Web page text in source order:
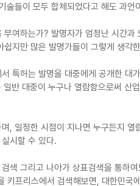
술들이 모두 합체되었다고 해도 과언
여하는가? 발명자가 엄청난 시간과
지만 많은 발명가들이 그렇게 생각
특허는 발명을 대중에게 공개한 대
반 대중이 누구나 열람함으로써 산
, 일정한 시점이 지나면 누구든지
시할 수 있다.
색 그리고 나아가 상표검색을 통하
키프리스에서 검색해보면, 대한민